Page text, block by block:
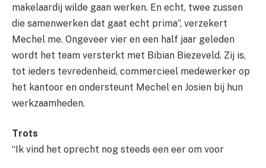
makelaardij wilde gaan werken. En echt, twee zussen
die samenwerken dat gaat echt prima”, verzekert
Mechel me. Ongeveer vier en een half jaar geleden
wordt het team versterkt met Bibian Biezeveld. Zij is,
tot ieders tevredenheid, commercieel medewerker op
het kantoor en ondersteunt Mechel en Josien bij hun
werkzaamheden.
Trots
“Ik vind het oprecht nog steeds een eer om voor